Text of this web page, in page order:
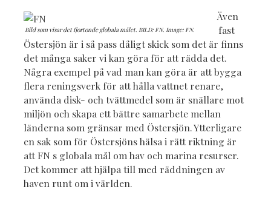
Bild som visar det fjortonde globala målet. BILD: FN. Image: FN.
Även
fast
Östersjön är i så pass dåligt skick som det är finns
det många saker vi kan göra för att rädda det.
Några exempel på vad man kan göra är att bygga
flera reningsverk för att hålla vattnet renare,
använda disk- och tvättmedel som är snällare mot
miljön och skapa ett bättre samarbete mellan
länderna som gränsar med Östersjön. Ytterligare
en sak som för Östersjöns hälsa i rätt riktning är
att FN s globala mål om hav och marina resurser.
Det kommer att hjälpa till med räddningen av
haven runt om i världen.